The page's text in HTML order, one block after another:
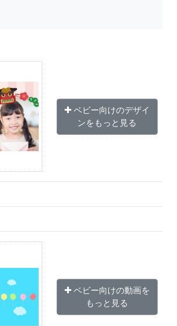
ベビー向けのデザイ
ンをもっと見る
ベビー向けの動画を
もっと見る